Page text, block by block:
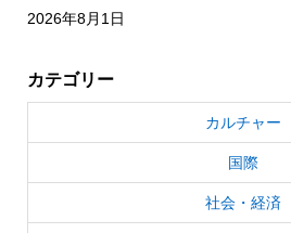
2026年8月1日
カテゴリー
カルチャー
国際
社会・経済